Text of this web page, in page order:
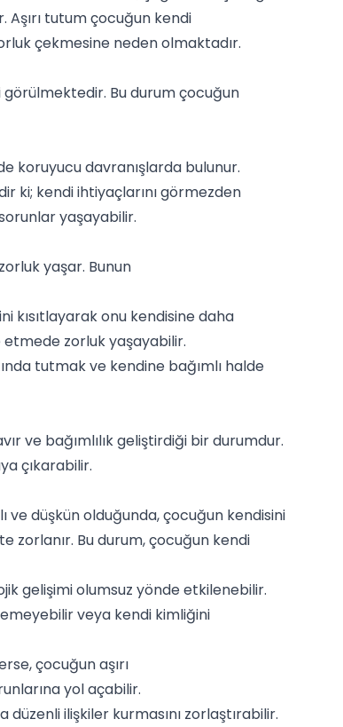
tutum çocuğun kendi
çekmesine neden olmaktadır.
görülmektedir. Bu durum çocuğun
koruyucu davranışlarda bulunur.
ki; kendi ihtiyaçlarını görmezden
yaşayabilir.
yaşar. Bunun
kısıtlayarak onu kendisine daha
etmede zorluk yaşayabilir.
tutmak ve kendine bağımlı halde
ve bağımlılık geliştirdiği bir durumdur.
çıkarabilir.
ve düşkün olduğunda, çocuğun kendisini
zorlanır. Bu durum, çocuğun kendi
gelişimi olumsuz yönde etkilenebilir.
veya kendi kimliğini
çocuğun aşırı
yol açabilir.
düzenli ilişkiler kurmasını zorlaştırabilir.